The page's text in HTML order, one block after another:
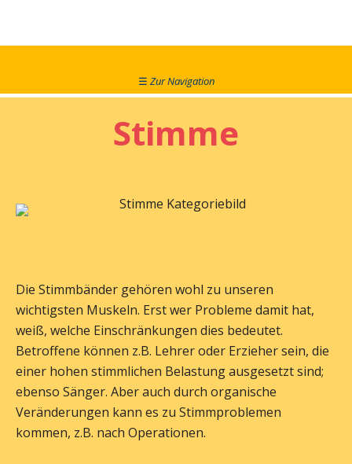
☰ Zur Navigation
Stimme
Die Stimmbänder gehören wohl zu unseren
wichtigsten Muskeln. Erst wer Probleme damit hat,
weiß, welche Einschränkungen dies bedeutet.
Betroffene können z.B. Lehrer oder Erzieher sein, die
einer hohen stimmlichen Belastung ausgesetzt sind;
ebenso Sänger. Aber auch durch organische
Veränderungen kann es zu Stimmproblemen
kommen, z.B. nach Operationen.